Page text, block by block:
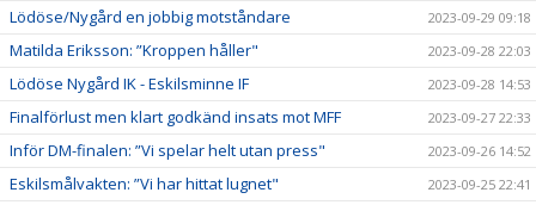
Lödöse/Nygård en jobbig motståndare 2023-09-29 09:18
Matilda Eriksson: ”Kroppen håller" 2023-09-28 22:03
Lödöse Nygård IK - Eskilsminne IF 2023-09-28 14:53
Finalförlust men klart godkänd insats mot MFF 2023-09-27 22:33
Inför DM-finalen: ”Vi spelar helt utan press" 2023-09-26 14:52
Eskilsmålvakten: ”Vi har hittat lugnet" 2023-09-25 22:41